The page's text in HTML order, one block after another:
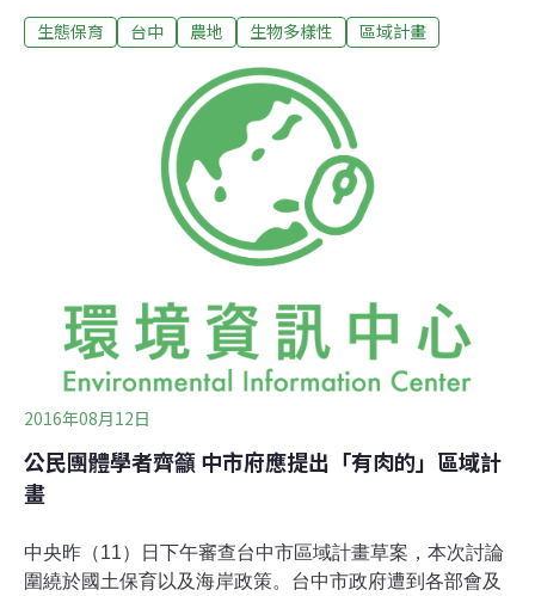
政大地政系教授戴秀雄，在昨（18）日召開的台中市區域
餘產業剩下的用地，此計算方式違反了《國土計畫法》
中，優先保育農地的精神。本次台中市區域計畫草案，主
要討論台中市在未來對農地的規劃，不少台中民眾以及當
地環保團體前往參與，在本次會議中審查委員及環團也點
出台中市區域計劃中，農地規劃仍有不完備之處。農地總
量東拼西湊、計較數字 學者：有如「作帳」台中市區域計
畫，應維護農地總量是4萬6300公頃，但因為其中有農地
從山坡地保育區、森林區中的儲備農業區「拼湊」到農
地，才符合預計應維護總量。然而依據《國土
生態保育 台中 農地 生物多樣性 區域計畫
2016年08月12日
公民團體學者齊籲 中市府應提出「有肉的」區域計
畫
中央昨（11）日下午審查台中市區域計畫草案，本次討論
圍繞於國土保育以及海岸政策。台中市政府遭到各部會及